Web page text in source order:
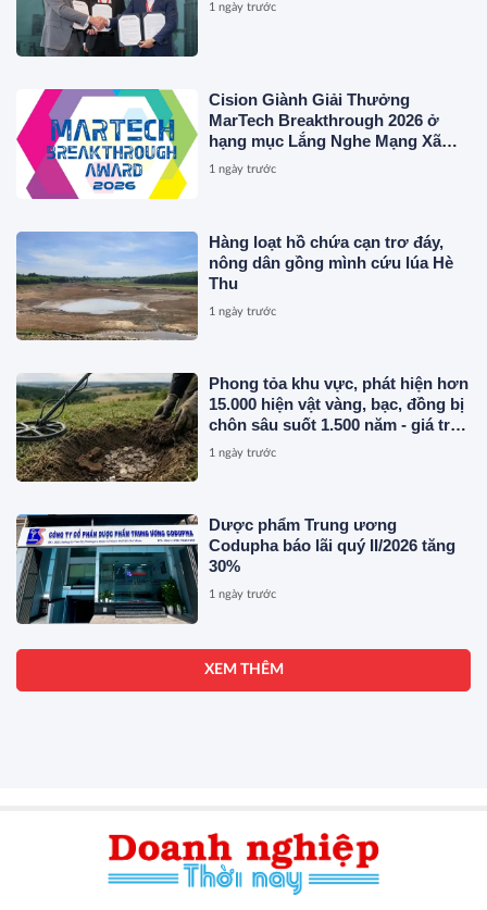
1 ngày trước
Cision Giành Giải Thưởng
MarTech Breakthrough 2026 ở
hạng mục Lắng Nghe Mạng Xã
Hội, Phân Phối Thông Cáo Báo
1 ngày trước
Hàng loạt hồ chứa cạn trơ đáy,
nông dân gồng mình cứu lúa Hè
Thu
1 ngày trước
Phong tỏa khu vực, phát hiện hơn
15.000 hiện vật vàng, bạc, đồng bị
chôn sâu suốt 1.500 năm - giá trị
tương đương 63 tỷ đồng
1 ngày trước
Dược phẩm Trung ương
Codupha báo lãi quý II/2026 tăng
30%
1 ngày trước
XEM THÊM